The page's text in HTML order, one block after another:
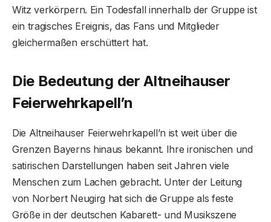
Witz verkörpern. Ein Todesfall innerhalb der Gruppe ist
ein tragisches Ereignis, das Fans und Mitglieder
gleichermaßen erschüttert hat.
Die Bedeutung der Altneihauser
Feierwehrkapell’n
Die Altneihauser Feierwehrkapell’n ist weit über die
Grenzen Bayerns hinaus bekannt. Ihre ironischen und
satirischen Darstellungen haben seit Jahren viele
Menschen zum Lachen gebracht. Unter der Leitung
von Norbert Neugirg hat sich die Gruppe als feste
Größe in der deutschen Kabarett- und Musikszene